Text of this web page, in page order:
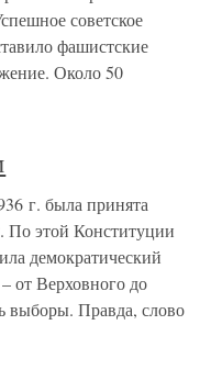
советское
фашистские
Около 50
г. была принята
По этой Конституции
демократический
от Верховного до
выборы. Правда, слово